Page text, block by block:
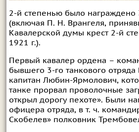
2-й степенью было награждено
(включая П. Н. Врангеля,
Кавалерской думы крест 2-й
1921 г.).
Первый кавалер ордена –
бывшего 3-го танкового
капитан Любин-Ярмолович,
танке прорвал проволочные
открыл дорогу пехоте». Были
офицера отряда, в т. ч.
Скобелев» полковник